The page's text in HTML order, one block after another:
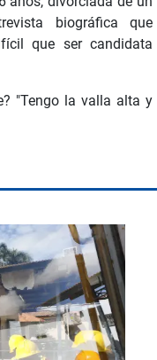
biográfica que
que ser candidata
"Tengo la valla alta y